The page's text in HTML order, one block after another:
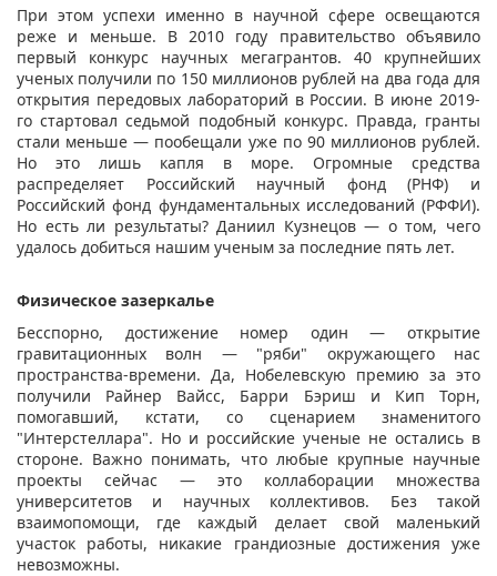
При этом успехи именно в научной сфере освещаются
реже и меньше. В 2010 году правительство объявило
первый конкурс научных мегагрантов. 40 крупнейших
ученых получили по 150 миллионов рублей на два года для
открытия передовых лабораторий в России. В июне 2019-
го стартовал седьмой подобный конкурс. Правда, гранты
стали меньше — пообещали уже по 90 миллионов рублей.
Но это лишь капля в море. Огромные средства
распределяет Российский научный фонд (РНФ) и
Российский фонд фундаментальных исследований (РФФИ).
Но есть ли результаты? Даниил Кузнецов — о том, чего
удалось добиться нашим ученым за последние пять лет.
Физическое зазеркалье
Бесспорно, достижение номер один — открытие
гравитационных волн — "ряби" окружающего нас
пространства-времени. Да, Нобелевскую премию за это
получили Райнер Вайсс, Барри Бэриш и Кип Торн,
помогавший, кстати, со сценарием знаменитого
"Интерстеллара". Но и российские ученые не остались в
стороне. Важно понимать, что любые крупные научные
проекты сейчас — это коллаборации множества
университетов и научных коллективов. Без такой
взаимопомощи, где каждый делает свой маленький
участок работы, никакие грандиозные достижения уже
невозможны.